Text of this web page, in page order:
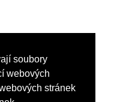
soubory
webových
stránek